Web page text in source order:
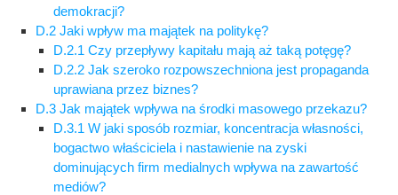
demokracji?
D.2 Jaki wpływ ma majątek na politykę?
D.2.1 Czy przepływy kapitału mają aż taką potęgę?
D.2.2 Jak szeroko rozpowszechniona jest propaganda
uprawiana przez biznes?
D.3 Jak majątek wpływa na środki masowego przekazu?
D.3.1 W jaki sposób rozmiar, koncentracja własności,
bogactwo właściciela i nastawienie na zyski
dominujących firm medialnych wpływa na zawartość
mediów?